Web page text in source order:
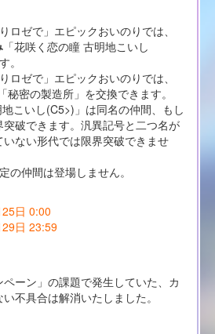
ロゼで」エピックおいのりでは、
「花咲く恋の瞳 古明地こいし
。
ロゼで」エピックおいのりでは、
密の製造所」を交換できます。
こいし(C5>)」は同名の仲間、もし
突破できます。汎異記号と二つ名が
ない形代では限界突破できませ
の仲間は登場しません。
日 0:00
日 23:59
ペーン」の課題で発生していた、カ
不具合は解消いたしました。